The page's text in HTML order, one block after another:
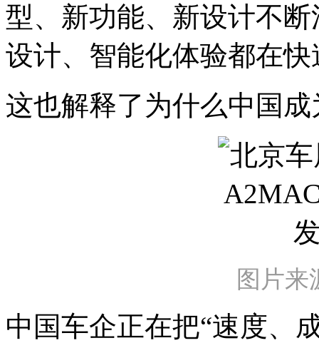
型、新功能、新设计不
设计、智能化体验都在
这也解释了为什么中国
图片来
中国车企正在把“速度、